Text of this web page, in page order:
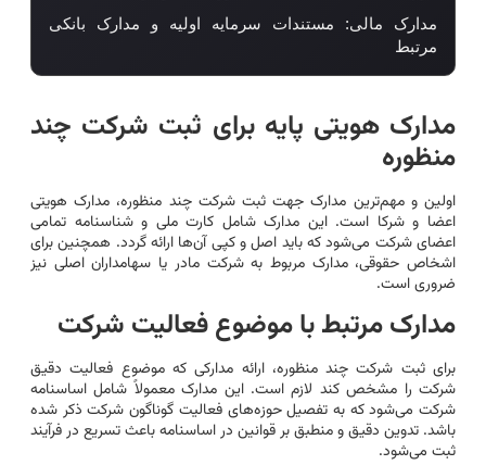
مدارک مالی: مستندات سرمایه اولیه و مدارک بانکی
مرتبط
مدارک هویتی پایه برای ثبت شرکت چند
منظوره
اولین و مهم‌ترین مدارک جهت ثبت شرکت چند منظوره، مدارک هویتی
اعضا و شرکا است. این مدارک شامل کارت ملی و شناسنامه تمامی
اعضای شرکت می‌شود که باید اصل و کپی آن‌ها ارائه گردد. همچنین برای
اشخاص حقوقی، مدارک مربوط به شرکت مادر یا سهامداران اصلی نیز
ضروری است.
مدارک مرتبط با موضوع فعالیت شرکت
برای ثبت شرکت چند منظوره، ارائه مدارکی که موضوع فعالیت دقیق
شرکت را مشخص کند لازم است. این مدارک معمولاً شامل اساسنامه
شرکت می‌شود که به تفصیل حوزه‌های فعالیت گوناگون شرکت ذکر شده
باشد. تدوین دقیق و منطبق بر قوانین در اساسنامه باعث تسریع در فرآیند
ثبت می‌شود.